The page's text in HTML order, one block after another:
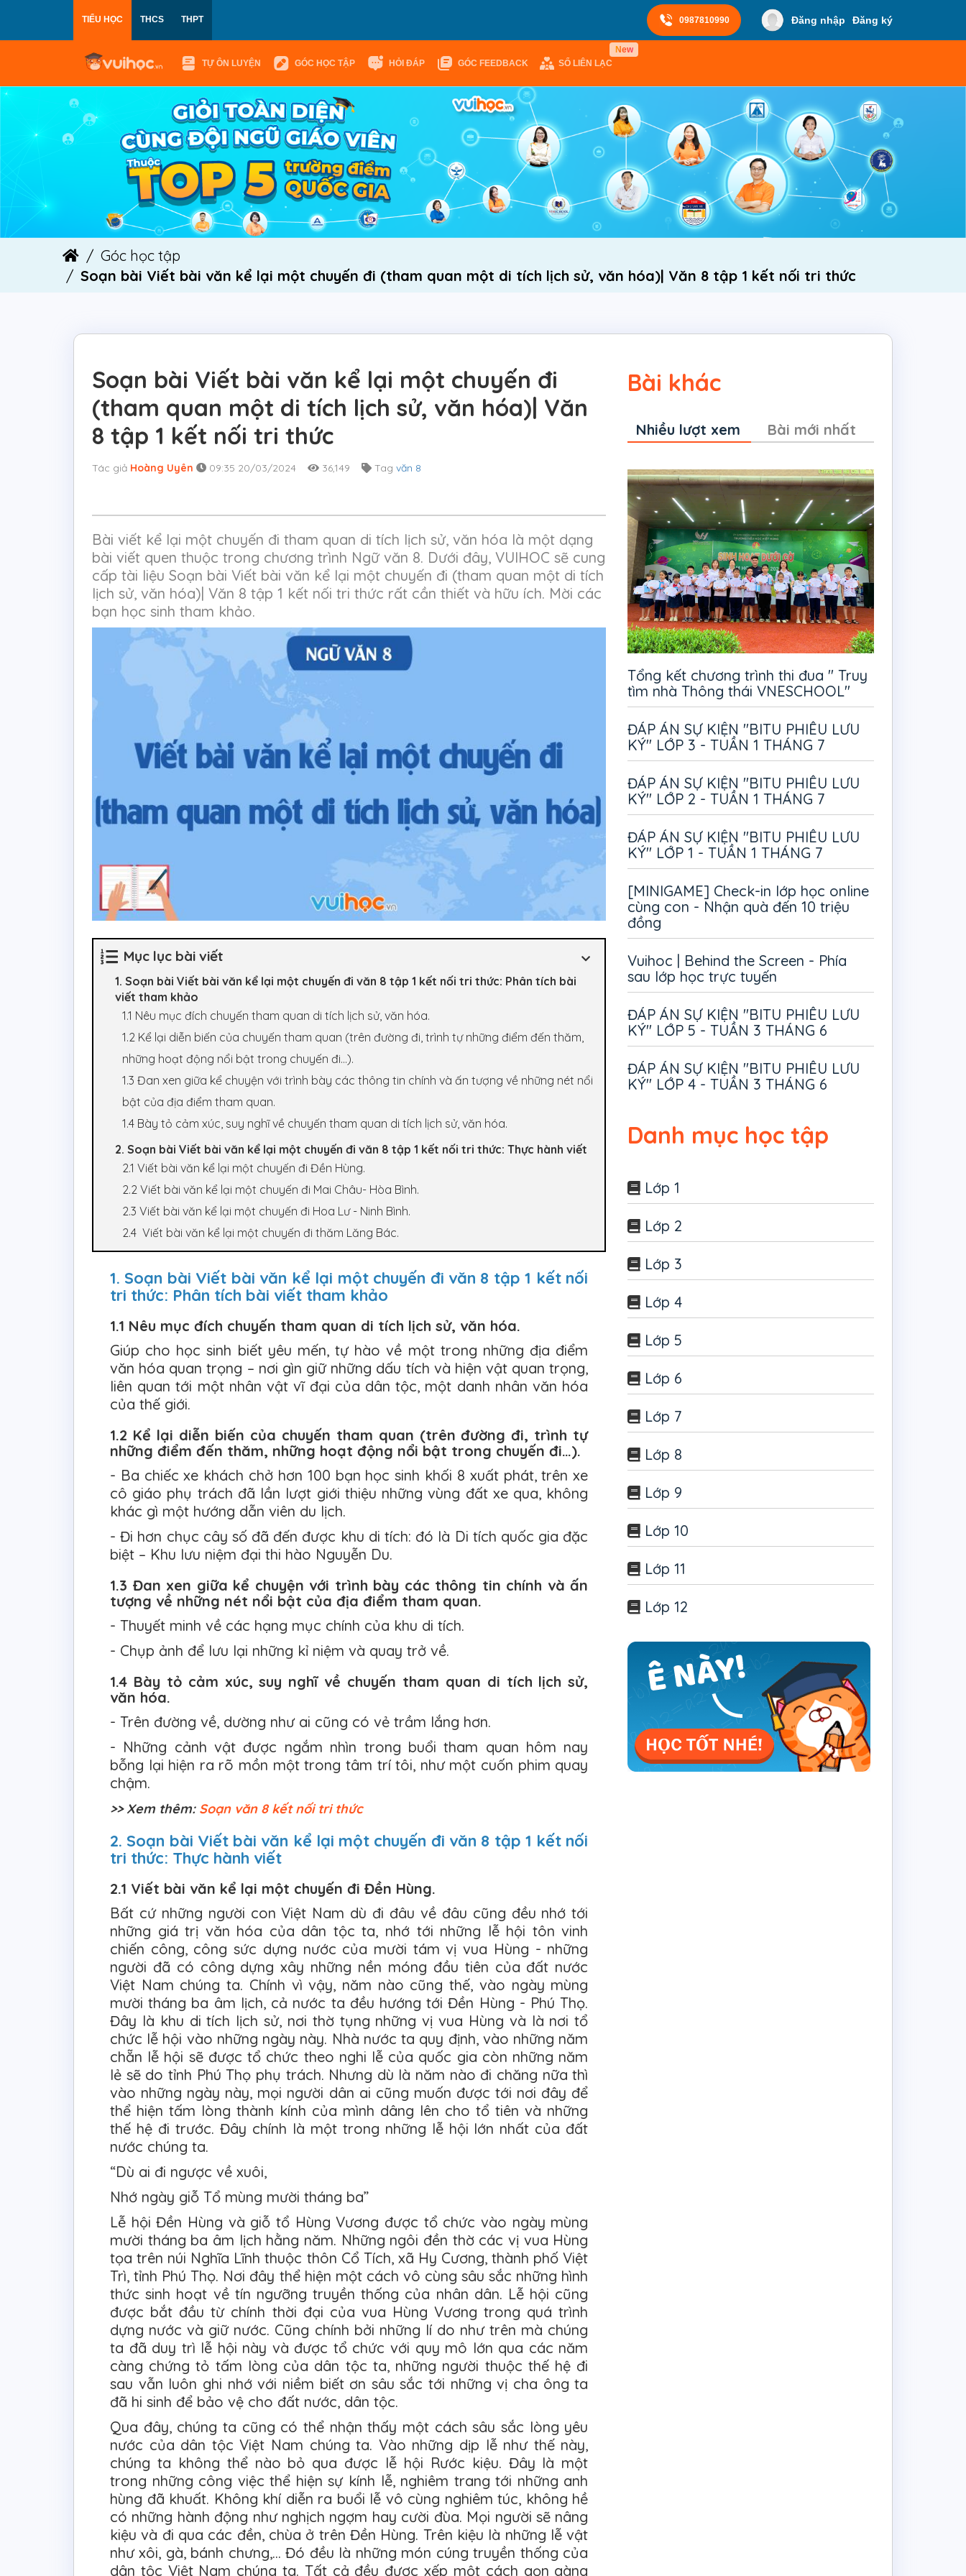
TIỂU HỌC THCS THPT 0987810990 Đăng nhập Đăng ký
TỰ ÔN LUYỆN GÓC HỌC TẬP HỎI ĐÁP GÓC FEEDBACK SỔ LIÊN LẠC
New
Góc học tập
Soạn bài Viết bài văn kể lại một chuyến đi (tham quan một di tích lịch sử, văn hóa)| Văn 8 tập 1 kết nối tri thức
Soạn bài Viết bài văn kể lại một chuyến đi
(tham quan một di tích lịch sử, văn hóa)| Văn
8 tập 1 kết nối tri thức
Tác giả Hoàng Uyên 09:35 20/03/2024 36,149 Tag văn 8
Bài viết kể lại một chuyến đi tham quan di tích lịch sử, văn hóa là một dạng
bài viết quen thuộc trong chương trình Ngữ văn 8. Dưới đây, VUIHOC sẽ cung
cấp tài liệu Soạn bài Viết bài văn kể lại một chuyến đi (tham quan một di tích
lịch sử, văn hóa)| Văn 8 tập 1 kết nối tri thức rất cần thiết và hữu ích. Mời các
bạn học sinh tham khảo.
Mục lục bài viết
1. Soạn bài Viết bài văn kể lại một chuyến đi văn 8 tập 1 kết nối tri thức: Phân tích bài
viết tham khảo
1.1 Nêu mục đích chuyến tham quan di tích lịch sử, văn hóa.
1.2 Kể lại diễn biến của chuyến tham quan (trên đường đi, trình tự những điểm đến thăm,
những hoạt động nổi bật trong chuyến đi…).
1.3 Đan xen giữa kể chuyện với trình bày các thông tin chính và ấn tượng về những nét nổi
bật của địa điểm tham quan.
1.4 Bày tỏ cảm xúc, suy nghĩ về chuyến tham quan di tích lịch sử, văn hóa.
2. Soạn bài Viết bài văn kể lại một chuyến đi văn 8 tập 1 kết nối tri thức: Thực hành viết
2.1 Viết bài văn kể lại một chuyến đi Đền Hùng.
2.2 Viết bài văn kể lại một chuyến đi Mai Châu- Hòa Bình.
2.3 Viết bài văn kể lại một chuyến đi Hoa Lư - Ninh Bình.
2.4 Viết bài văn kể lại một chuyến đi thăm Lăng Bác.
1. Soạn bài Viết bài văn kể lại một chuyến đi văn 8 tập 1 kết nối
tri thức: Phân tích bài viết tham khảo
1.1 Nêu mục đích chuyến tham quan di tích lịch sử, văn hóa.
Giúp cho học sinh biết yêu mến, tự hào về một trong những địa điểm
văn hóa quan trọng – nơi gìn giữ những dấu tích và hiện vật quan trọng,
liên quan tới một nhân vật vĩ đại của dân tộc, một danh nhân văn hóa
của thế giới.
1.2 Kể lại diễn biến của chuyến tham quan (trên đường đi, trình tự
những điểm đến thăm, những hoạt động nổi bật trong chuyến đi…).
- Ba chiếc xe khách chở hơn 100 bạn học sinh khối 8 xuất phát, trên xe
cô giáo phụ trách đã lần lượt giới thiệu những vùng đất xe qua, không
khác gì một hướng dẫn viên du lịch.
- Đi hơn chục cây số đã đến được khu di tích: đó là Di tích quốc gia đặc
biệt – Khu lưu niệm đại thi hào Nguyễn Du.
1.3 Đan xen giữa kể chuyện với trình bày các thông tin chính và ấn
tượng về những nét nổi bật của địa điểm tham quan.
- Thuyết minh về các hạng mục chính của khu di tích.
- Chụp ảnh để lưu lại những kỉ niệm và quay trở về.
1.4 Bày tỏ cảm xúc, suy nghĩ về chuyến tham quan di tích lịch sử,
văn hóa.
- Trên đường về, dường như ai cũng có vẻ trầm lắng hơn.
- Những cảnh vật được ngắm nhìn trong buổi tham quan hôm nay
bỗng lại hiện ra rõ mồn một trong tâm trí tôi, như một cuốn phim quay
chậm.
>> Xem thêm: Soạn văn 8 kết nối tri thức
2. Soạn bài Viết bài văn kể lại một chuyến đi văn 8 tập 1 kết nối
tri thức: Thực hành viết
2.1 Viết bài văn kể lại một chuyến đi Đền Hùng.
Bất cứ những người con Việt Nam dù đi đâu về đâu cũng đều nhớ tới
những giá trị văn hóa của dân tộc ta, nhớ tới những lễ hội tôn vinh
chiến công, công sức dựng nước của mười tám vị vua Hùng - những
người đã có công dựng xây những nền móng đầu tiên của đất nước
Việt Nam chúng ta. Chính vì vậy, năm nào cũng thế, vào ngày mùng
mười tháng ba âm lịch, cả nước ta đều hướng tới Đền Hùng - Phú Thọ.
Đây là khu di tích lịch sử, nơi thờ tụng những vị vua Hùng và là nơi tổ
chức lễ hội vào những ngày này. Nhà nước ta quy định, vào những năm
chẵn lễ hội sẽ được tổ chức theo nghi lễ của quốc gia còn những năm
lẻ sẽ do tỉnh Phú Thọ phụ trách. Nhưng dù là năm nào đi chăng nữa thì
vào những ngày này, mọi người dân ai cũng muốn được tới nơi đây để
thể hiện tấm lòng thành kính của mình dâng lên cho tổ tiên và những
thế hệ đi trước. Đây chính là một trong những lễ hội lớn nhất của đất
nước chúng ta.
“Dù ai đi ngược về xuôi,
Nhớ ngày giỗ Tổ mùng mười tháng ba”
Lễ hội Đền Hùng và giỗ tổ Hùng Vương được tổ chức vào ngày mùng
mười tháng ba âm lịch hằng năm. Những ngôi đền thờ các vị vua Hùng
tọa trên núi Nghĩa Lĩnh thuộc thôn Cổ Tích, xã Hy Cương, thành phố Việt
Trì, tỉnh Phú Thọ. Nơi đây thể hiện một cách vô cùng sâu sắc những hình
thức sinh hoạt về tín ngưỡng truyền thống của nhân dân. Lễ hội cũng
được bắt đầu từ chính thời đại của vua Hùng Vương trong quá trình
dựng nước và giữ nước. Cũng chính bởi những lí do như trên mà chúng
ta đã duy trì lễ hội này và được tổ chức với quy mô lớn qua các năm
càng chứng tỏ tấm lòng của dân tộc ta, những người thuộc thế hệ đi
sau vẫn luôn ghi nhớ với niềm biết ơn sâu sắc tới những vị cha ông ta
đã hi sinh để bảo vệ cho đất nước, dân tộc.
Qua đây, chúng ta cũng có thể nhận thấy một cách sâu sắc lòng yêu
nước của dân tộc Việt Nam chúng ta. Vào những dịp lễ như thế này,
chúng ta không thể nào bỏ qua được lễ hội Rước kiệu. Đây là một
trong những công việc thể hiện sự kính lễ, nghiêm trang tới những anh
hùng đã khuất. Không khí diễn ra buổi lễ vô cùng nghiêm túc, không hề
có những hành động như nghịch ngợm hay cười đùa. Mọi người sẽ nâng
kiệu và đi qua các đền, chùa ở trên Đền Hùng. Trên kiệu là những lễ vật
như xôi, gà, bánh chưng,… Đó đều là những món cúng truyền thống của
dân tộc Việt Nam chúng ta. Tất cả đều được xếp một cách gọn gàng
Bài khác
Nhiều lượt xem Bài mới nhất
Tổng kết chương trình thi đua " Truy
tìm nhà Thông thái VNESCHOOL"
ĐÁP ÁN SỰ KIỆN "BITU PHIÊU LƯU
KÝ" LỚP 3 - TUẦN 1 THÁNG 7
ĐÁP ÁN SỰ KIỆN "BITU PHIÊU LƯU
KÝ" LỚP 2 - TUẦN 1 THÁNG 7
ĐÁP ÁN SỰ KIỆN "BITU PHIÊU LƯU
KÝ" LỚP 1 - TUẦN 1 THÁNG 7
[MINIGAME] Check-in lớp học online
cùng con - Nhận quà đến 10 triệu
đồng
Vuihoc | Behind the Screen - Phía
sau lớp học trực tuyến
ĐÁP ÁN SỰ KIỆN "BITU PHIÊU LƯU
KÝ" LỚP 5 - TUẦN 3 THÁNG 6
ĐÁP ÁN SỰ KIỆN "BITU PHIÊU LƯU
KÝ" LỚP 4 - TUẦN 3 THÁNG 6
Danh mục học tập
Lớp 1
Lớp 2
Lớp 3
Lớp 4
Lớp 5
Lớp 6
Lớp 7
Lớp 8
Lớp 9
Lớp 10
Lớp 11
Lớp 12